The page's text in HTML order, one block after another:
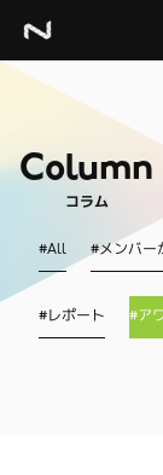
Column
コラム
#All #メンバー
#レポート #ア